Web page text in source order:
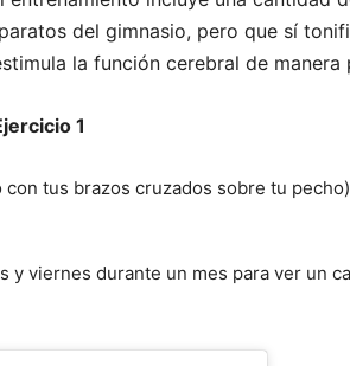
del gimnasio, pero que sí
la función cerebral de manera
1
tus brazos cruzados sobre tu pecho)
y viernes durante un mes para ver un